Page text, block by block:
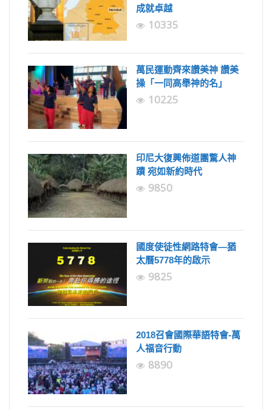
成就卓越
10335
萬民運動齊來讚美神 讚美
操「一同高舉神的名」
10225
印尼大復興佈道團驚人神
蹟 宛如新約時代
9850
國度使徒性網路特會—猶
太曆5778年的啟示
9825
2018召會國際華語特會-萬
人福音行動
8890